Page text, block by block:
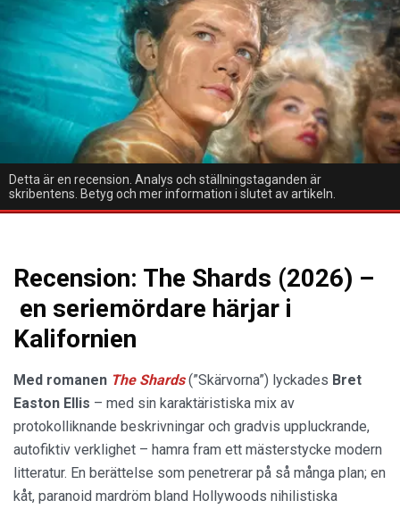
Detta är en recension. Analys och ställningstaganden är
skribentens. Betyg och mer information i slutet av artikeln.
Recension: The Shards (2026) –
en seriemördare härjar i
Kalifornien
Med romanen The Shards(”Skärvorna”) lyckades Bret
Easton Ellis – med sin karaktäristiska mix av
protokolliknande beskrivningar och gradvis uppluckrande,
autofiktiv verklighet – hamra fram ett mästerstycke modern
litteratur. En berättelse som penetrerar på så många plan; en
kåt, paranoid mardröm bland Hollywoods nihilistiska